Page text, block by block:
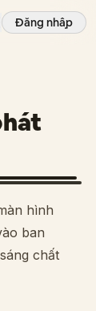
Đăng nhập
hình
ban
chất